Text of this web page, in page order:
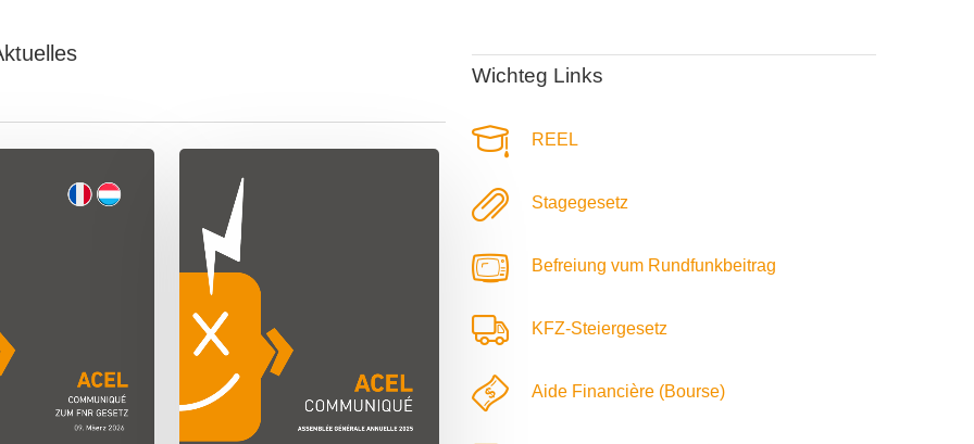
Wichteg Links
REEL
Stagegesetz
Befreiung vum Rundfunkbeitrag
KFZ-Steiergesetz
Aide Financière (Bourse)